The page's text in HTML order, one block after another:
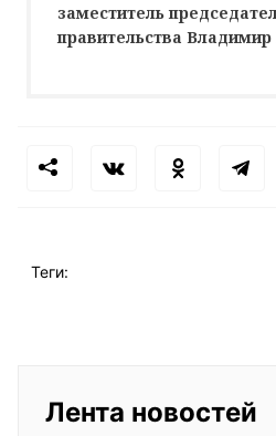
заместитель
правительства
Теги:
Лента новостей